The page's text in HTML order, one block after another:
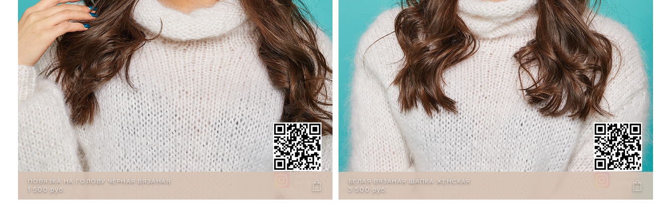
ПОВЯЗКА НА ГОЛОВУ ЧЕРНАЯ ВЯЗАНАЯ
1 500 руб.
БЕЛАЯ ВЯЗАНАЯ ШАПКА ЖЕНСКАЯ
3 500 руб.